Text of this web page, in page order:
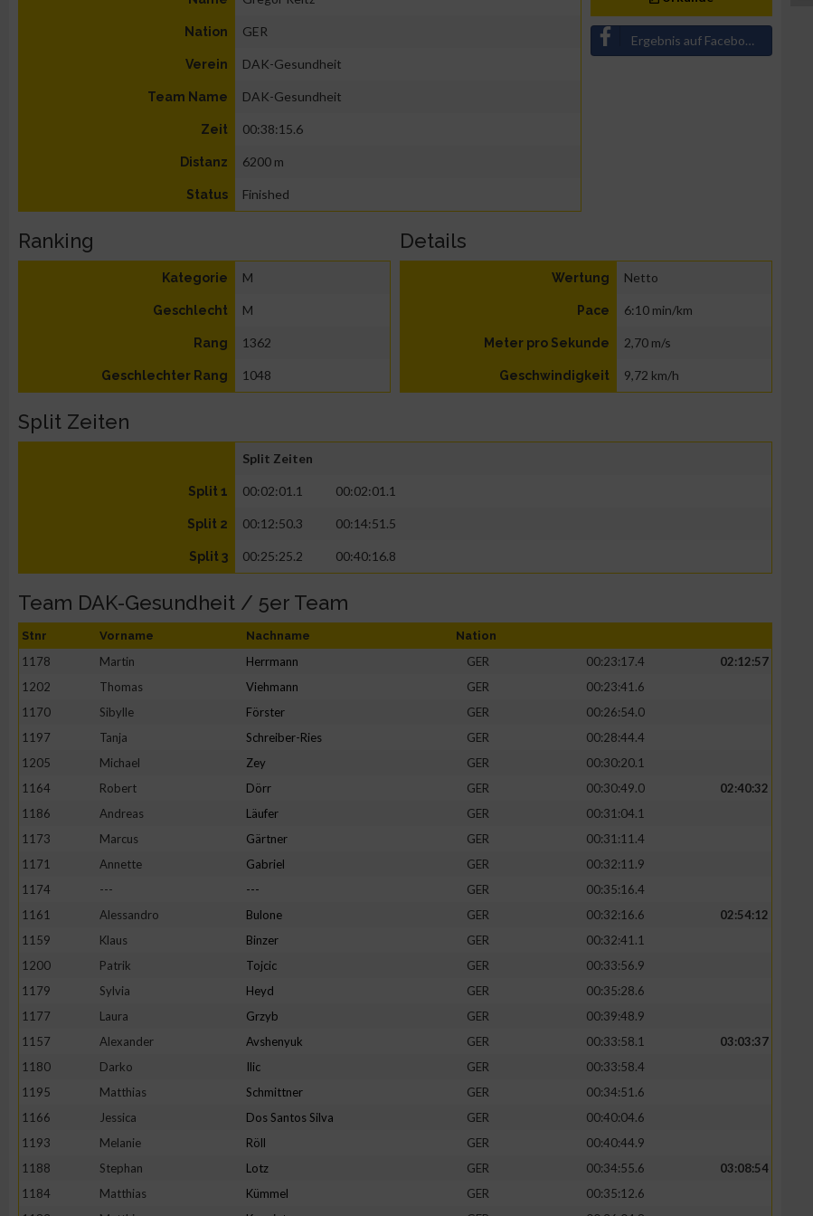
Nation GER
Verein DAK-Gesundheit
Team Name DAK-Gesundheit
Zeit 00:38:15.6
Distanz 6200 m
Status Finished
Ergebnis auf Facebook teilen
Ranking
Kategorie M
Geschlecht M
Rang 1362
Geschlechter Rang 1048
Details
Wertung Netto
Pace 6:10 min/km
Meter pro Sekunde 2,70 m/s
Geschwindigkeit 9,72 km/h
Split Zeiten
Split Zeiten
Split 1 00:02:01.1 00:02:01.1
Split 2 00:12:50.3 00:14:51.5
Split 3 00:25:25.2 00:40:16.8
Team DAK-Gesundheit / 5er Team
Stnr Vorname Nachname Nation
1178 Martin Herrmann GER 00:23:17.4
02:12:57
1202
Thomas Viehmann GER
00:23:41.6
1170
Sibylle Förster GER
00:26:54.0
1197
Tanja Schreiber-Ries GER
00:28:44.4
1205
Michael Zey GER
00:30:20.1
1164
Robert Dörr GER 00:30:49.0
02:40:32
1186
Andreas Läufer GER
00:31:04.1
1173
Marcus Gärtner GER
00:31:11.4
1171
Annette Gabriel GER
00:32:11.9
1174
--- --- GER
00:35:16.4
1161
Alessandro Bulone GER 00:32:16.6
02:54:12
1159
Klaus Binzer GER
00:32:41.1
1200
Patrik Tojcic GER
00:33:56.9
1179
Sylvia Heyd GER
00:35:28.6
1177
Laura Grzyb GER
00:39:48.9
1157
Alexander Avshenyuk GER 00:33:58.1
03:03:37
1180
Darko Ilic GER
00:33:58.4
1195
Matthias Schmittner GER
00:34:51.6
1166
Jessica Dos Santos Silva GER
00:40:04.6
1193
Melanie Röll GER
00:40:44.9
1188
Stephan Lotz GER 00:34:55.6
03:08:54
1184
Matthias Kümmel GER
00:35:12.6